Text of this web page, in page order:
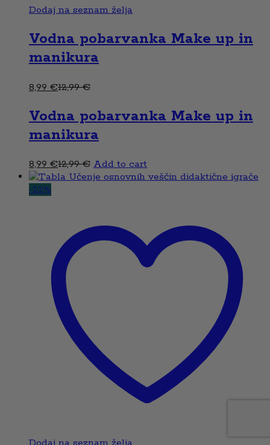
Dodaj na seznam želja
Vodna pobarvanka Make up in
manikura
8,99 €12,99€
Vodna pobarvanka Make up in
manikura
8,99€12,99€ Add to cart
-22%